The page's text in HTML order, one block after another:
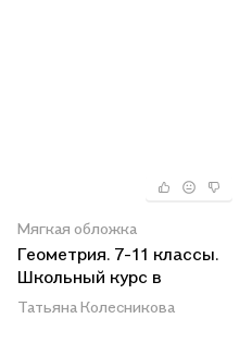
Мягкая обложка
Геометрия. 7-11 классы.
Школьный курс в
наглядных таблицах
Татьяна Колесникова